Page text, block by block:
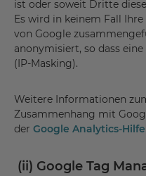
ist oder soweit Dritte
Es wird in keinem Fall
von Google
anonymisiert, so dass
(IP-Masking).
Weitere Informationen
Zusammenhang mit
der Google Analytics-Hilfe
(ii) Google Tag